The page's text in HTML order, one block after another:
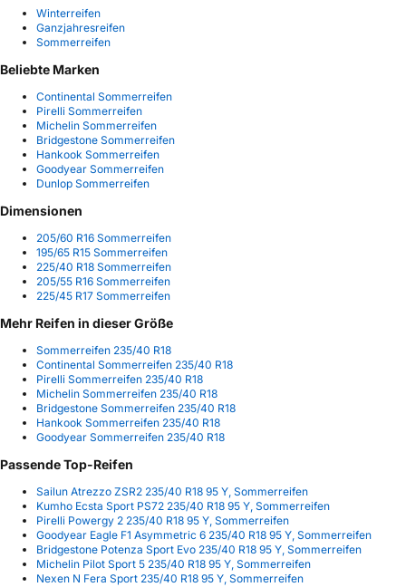
Winterreifen
Ganzjahresreifen
Sommerreifen
Beliebte Marken
Continental Sommerreifen
Pirelli Sommerreifen
Michelin Sommerreifen
Bridgestone Sommerreifen
Hankook Sommerreifen
Goodyear Sommerreifen
Dunlop Sommerreifen
Dimensionen
205/60 R16 Sommerreifen
195/65 R15 Sommerreifen
225/40 R18 Sommerreifen
205/55 R16 Sommerreifen
225/45 R17 Sommerreifen
Mehr Reifen in dieser Größe
Sommerreifen 235/40 R18
Continental Sommerreifen 235/40 R18
Pirelli Sommerreifen 235/40 R18
Michelin Sommerreifen 235/40 R18
Bridgestone Sommerreifen 235/40 R18
Hankook Sommerreifen 235/40 R18
Goodyear Sommerreifen 235/40 R18
Passende Top-Reifen
Sailun Atrezzo ZSR2 235/40 R18 95 Y, Sommerreifen
Kumho Ecsta Sport PS72 235/40 R18 95 Y, Sommerreifen
Pirelli Powergy 2 235/40 R18 95 Y, Sommerreifen
Goodyear Eagle F1 Asymmetric 6 235/40 R18 95 Y, Sommerreifen
Bridgestone Potenza Sport Evo 235/40 R18 95 Y, Sommerreifen
Michelin Pilot Sport 5 235/40 R18 95 Y, Sommerreifen
Nexen N Fera Sport 235/40 R18 95 Y, Sommerreifen